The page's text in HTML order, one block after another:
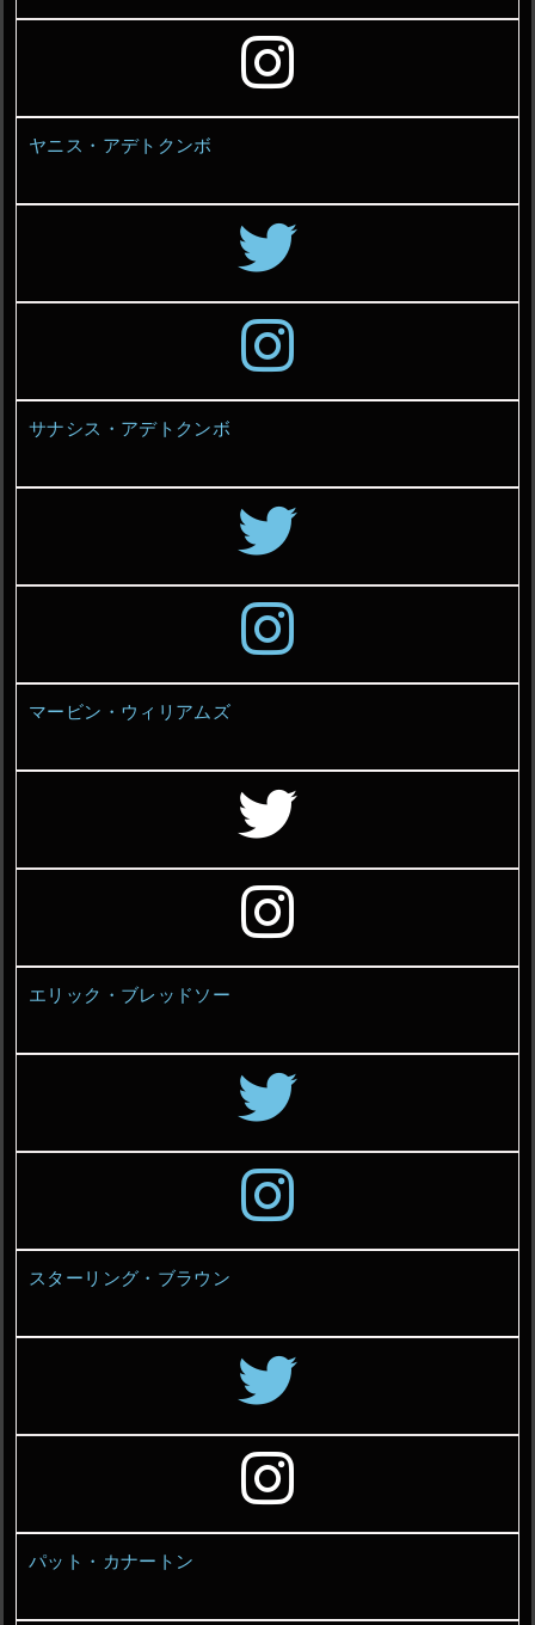
ヤニス・アデトクンボ
サナシス・アデトクンボ
マービン・ウィリアムズ
エリック・ブレッドソー
スターリング・ブラウン
パット・カナートン